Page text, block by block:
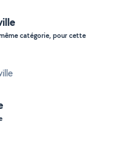
catégorie, pour cette